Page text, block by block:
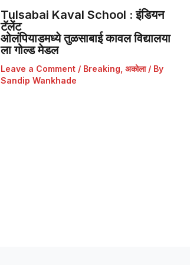
Tulsabai Kaval School : इंडियन
टॅलेंट
ओलंपियाडमध्ये तुळसाबाई कावल विद्यालया
ला गोल्ड मेडल
Leave a Comment / Breaking अकोला/ By
Sandip Wankhade